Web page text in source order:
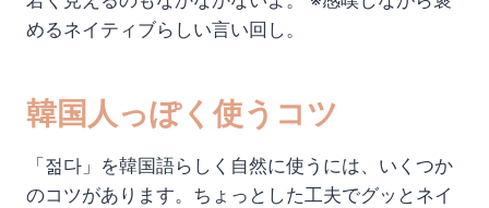
めるネイティブらしい言い回し。
韓国人っぽく使うコツ
「젊다」を韓国語らしく自然に使うには、いくつか
のコツがあります。ちょっとした工夫でグッとネイ